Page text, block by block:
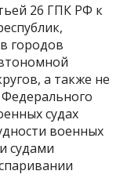
26 ГПК РФ к
городов
а также не
судах
военных
судами